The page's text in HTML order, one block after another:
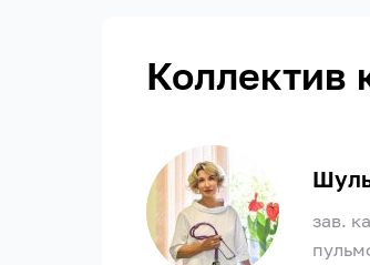
Коллектив
зав.